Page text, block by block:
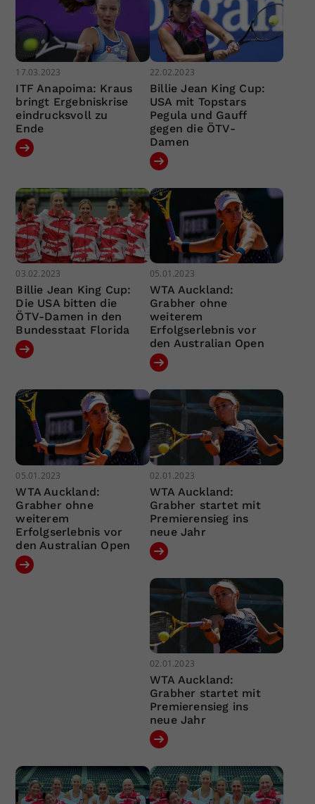
17.03.2023
ITF Anapoima: Kraus
bringt Ergebniskrise
eindrucksvoll zu
Ende
22.02.2023
Billie Jean King Cup:
USA mit Topstars
Pegula und Gauff
gegen die ÖTV-
Damen
03.02.2023
Billie Jean King Cup:
Die USA bitten die
ÖTV-Damen in den
Bundesstaat Florida
05.01.2023
WTA Auckland:
Grabher ohne
weiterem
Erfolgserlebnis vor
den Australian Open
05.01.2023
WTA Auckland:
Grabher ohne
weiterem
Erfolgserlebnis vor
den Australian Open
02.01.2023
WTA Auckland:
Grabher startet mit
Premierensieg ins
neue Jahr
02.01.2023
WTA Auckland:
Grabher startet mit
Premierensieg ins
neue Jahr